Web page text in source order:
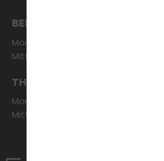
BERATUNG & ANMELDUNG
Montag:
Mittwoch:
THEORETISCHER UNTERRICHT
Montag:
Mittwoch: